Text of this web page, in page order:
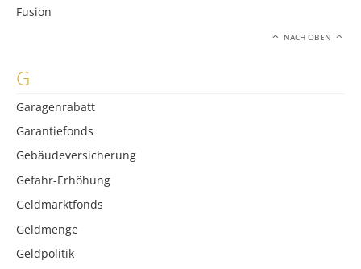
Fusion
NACH OBEN
G
Garagenrabatt
Garantiefonds
Gebäudeversicherung
Gefahr-Erhöhung
Geldmarktfonds
Geldmenge
Geldpolitik